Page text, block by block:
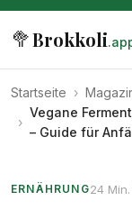
🥦Brokkoli
Startseite ›
›
Vegane
– Guide für
ERNÄHRUNG24